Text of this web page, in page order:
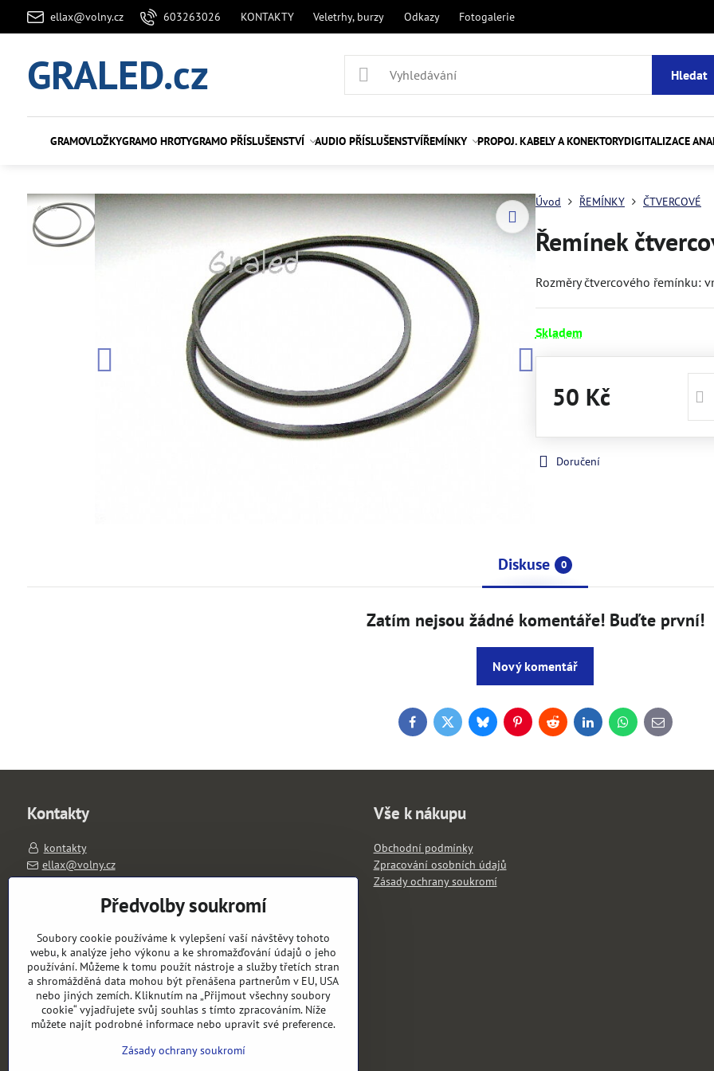
ellax@volny.cz 603263026 KONTAKTY Veletrhy, burzy Odkazy Fotogalerie
GRALED.cz Hledat
GRAMOVLOŽKYGRAMO HROTYGRAMO PŘÍSLUŠENSTVÍ AUDIO PŘÍSLUŠENSTVÍŘEMÍNKY PROPOJ. KABELY A KONEKTORYDIGITALIZACE
Úvod ŘEMÍNKY ČTVERCOVÉ
Řemínek
Rozměry čtvercového řemínku:
Skladem
50 Kč
Doručení
Diskuse 0
Zatím nejsou žádné komentáře! Buďte první!
Nový komentář
FacebookTwitterBlueskyPinterestRedditLinkedInWhatsApp
E-
mail
Kontakty
kontakty
ellax@volny.cz
603263026
PO-PÁ 11-18 hod.
výdejní místo: Slavíkova 1657/1, 120 00 Praha 2
Objednávky
Stav objednávky
Vše k nákupu
Obchodní podmínky
Zpracování osobních údajů
Zásady ochrany soukromí
Předvolby soukromí
Soubory cookie používáme k vylepšení vaší návštěvy tohoto
webu, k analýze jeho výkonu a ke shromažďování údajů o jeho
používání. Můžeme k tomu použít nástroje a služby třetích stran
a shromážděná data mohou být přenášena partnerům v EU, USA
nebo jiných zemích. Kliknutím na „Přijmout všechny soubory
cookie“ vyjadřujete svůj souhlas s tímto zpracováním. Níže
můžete najít podrobné informace nebo upravit své preference.
Zásady ochrany soukromí